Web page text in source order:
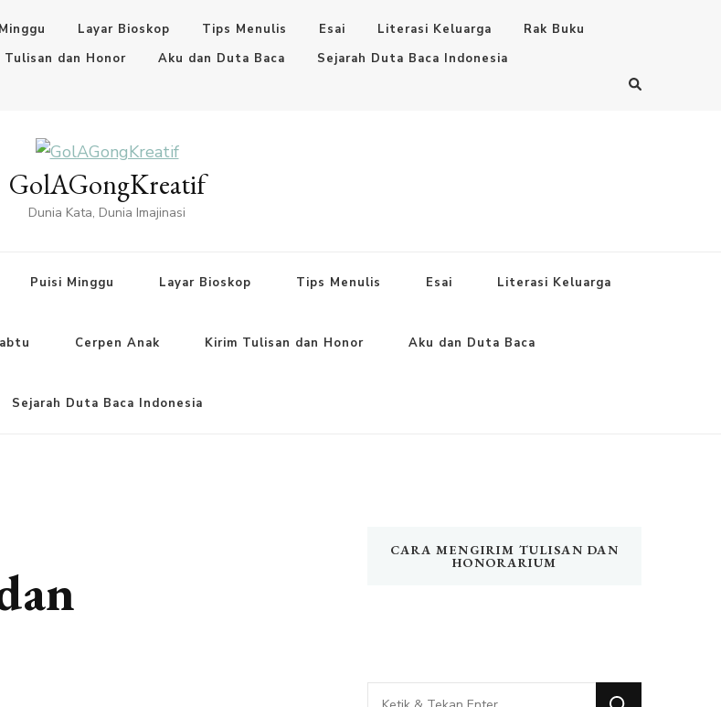
Layar Bioskop Tips Menulis Esai Literasi Keluarga
Rak Buku
Tulisan dan Honor Aku dan Duta Baca Sejarah Duta Baca Indonesia
GolAGongKreatif
Dunia Kata, Dunia Imajinasi
Puisi Minggu Layar Bioskop Tips Menulis Esai Literasi Keluarga
Cerpen Anak Kirim Tulisan dan Honor Aku dan Duta Baca
Sejarah Duta Baca Indonesia
CARA MENGIRIM TULISAN DAN
HONORARIUM
Mencari